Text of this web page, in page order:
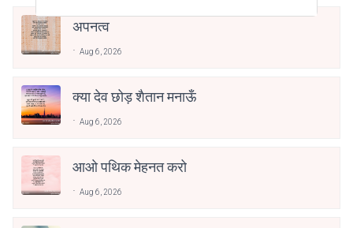
अपनत्व
Aug 6, 2026
क्या देव छोड़ शैतान मनाऊँ
Aug 6, 2026
आओ पथिक मेहनत करो
Aug 6, 2026